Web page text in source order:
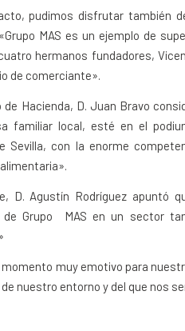
pudimos disfrutar también
MAS es un ejemplo de
hermanos fundadores,
de comerciante».
de Hacienda, D. Juan Bravo
familiar local, esté en el
Sevilla, con la enorme
D. Agustín Rodríguez apuntó
de Grupo MAS en un sector
momento muy emotivo para
nuestro entorno y del que nos